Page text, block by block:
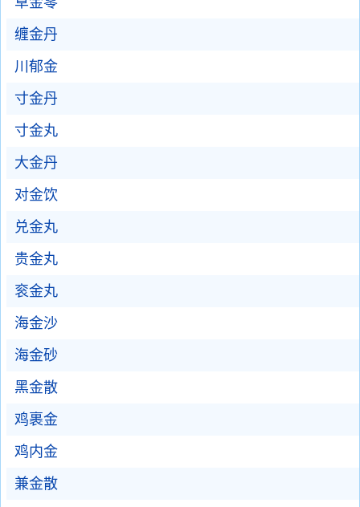
缠金丹
川郁金
寸金丹
寸金丸
大金丹
对金饮
兑金丸
贵金丸
衮金丸
海金沙
海金砂
黑金散
鸡裹金
鸡内金
兼金散